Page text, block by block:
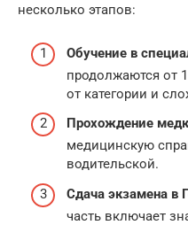
несколько этапов:
Обучение в
продолжаются от
от категории и
Прохождение
медицинскую
водительской.
Сдача экзамена в
часть включает